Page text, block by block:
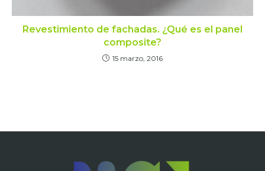
Revestimiento de fachadas. ¿Qué es el panel
composite?
15 marzo, 2016